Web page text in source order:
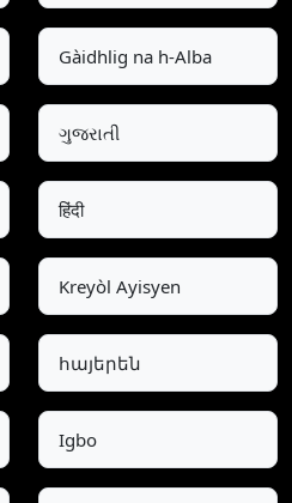
Gàidhlig na h-Alba
ગુજરાતી
हिंदी
Kreyòl Ayisyen
հայերեն
Igbo